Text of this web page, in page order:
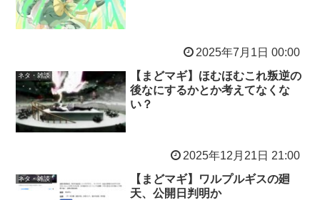
2025年7月1日 00:00
ネタ・雑談
【まどマギ】ほむほむこれ叛逆の
後なにするかとか考えてなくな
い？
2025年12月21日 21:00
ネタ・雑談
【まどマギ】ワルプルギスの廻
天、公開日判明か